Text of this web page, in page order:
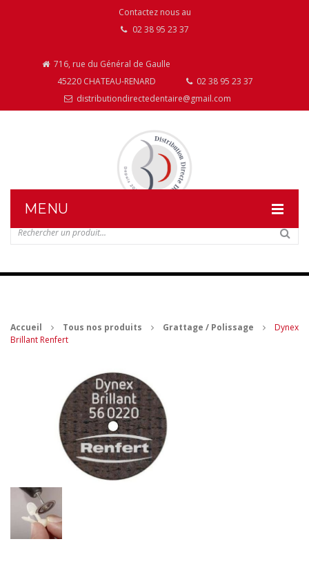
Contactez nous au
02 38 95 23 37
716, rue du Général de Gaulle
45220 CHATEAU-RENARD
02 38 95 23 37
distributiondirectedentaire@gmail.com
MENU
NOS PRODUITS
CONTACT
Mon Panier
Mon compte
Accueil Tous nos produits Grattage / Polissage
Dynex
Brillant Renfert